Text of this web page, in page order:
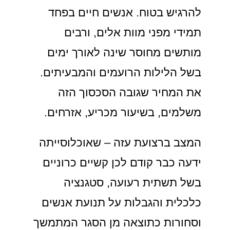
להרגיש בטוח. אנשים חיים בפחד
תמידי מפני מוות אלים, ורבים
מותשים מחוסר שינה לאורך ימים
בשל הלילות הרועמים והמבעיתים.
את המחיר שגובה הסכסוך הזה
משלמים, בשיעור מכריע, אזרחים.
המצב ברצועת עזה – שאוכלוסייתה
ידעה כבר קודם לכן קשיים כרוניים
בשל תשתית רעועה, סטגנציה
כלכלית והגבלות על תנועת אנשים
וסחורות כתוצאה מן הסגר המתמשך